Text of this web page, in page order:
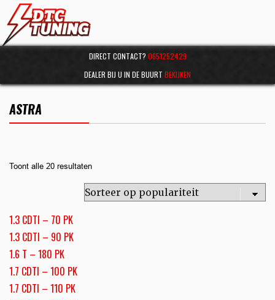
DIRECT CONTACT? 0651252429
DEALER BIJ U IN DE BUURT BEKIJKEN
ASTRA
Toont alle 20 resultaten
1.3 CDTI – 70 PK
1.3 CDTI – 90 PK
1.6 T – 180 PK
1.7 CDTI – 100 PK
1.7 CDTI – 110 PK